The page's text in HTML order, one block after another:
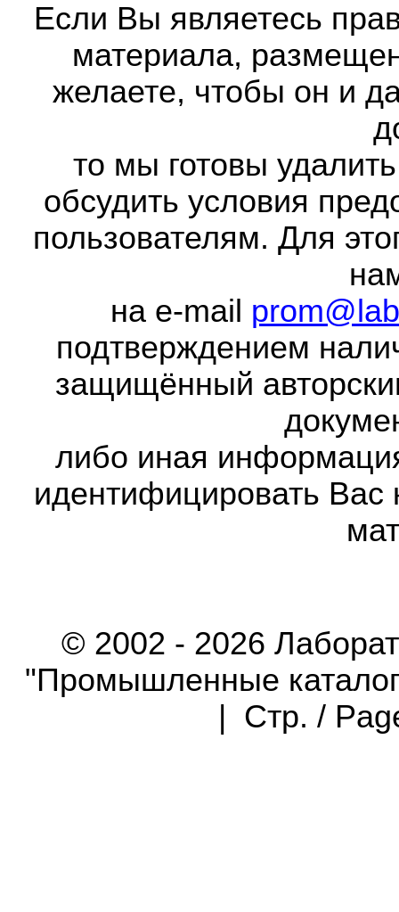
Если Вы являетесь
материала,
желаете, чтобы он и
то мы готовы
обсудить условия
пользователям. Для
на e-mail
подтверждением
защищённый
либо иная
идентифицировать Вас
© 2002 - 2026
"Промышленные
| Стр. /